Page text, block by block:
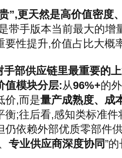
”,更天然是高价值密度
带手版本当前最大的增
要性提升,价值占比大概
手部供应链里最重要的
值模块分层:从96%+的
价,而是量产成熟度、成
衡;往后看,感知类标准
仍依赖外部优质零部件
专业供应商深度协同”